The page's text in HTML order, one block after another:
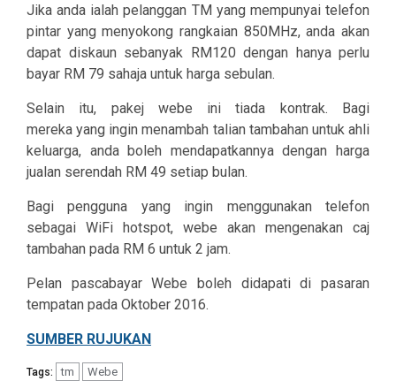
Jika anda ialah pelanggan TM yang mempunyai telefon
pintar yang menyokong rangkaian 850MHz, anda akan
dapat diskaun sebanyak RM120 dengan hanya perlu
bayar RM 79 sahaja untuk harga sebulan.
Selain itu, pakej webe ini tiada kontrak. Bagi
mereka yang ingin menambah talian tambahan untuk ahli
keluarga, anda boleh mendapatkannya dengan harga
jualan serendah RM 49 setiap bulan.
Bagi pengguna yang ingin menggunakan telefon
sebagai WiFi hotspot, webe akan mengenakan caj
tambahan pada RM 6 untuk 2 jam.
Pelan pascabayar Webe boleh didapati di pasaran
tempatan pada Oktober 2016.
SUMBER RUJUKAN
Tags: tm Webe